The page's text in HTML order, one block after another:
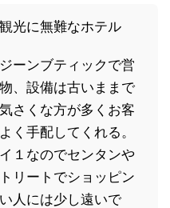
光に無難なホテル
ーンブティックで営
、設備は古いままで
さくな方が多くお客
く手配してくれる。
１なのでセンタンや
リートでショッピン
人には少し遠いで